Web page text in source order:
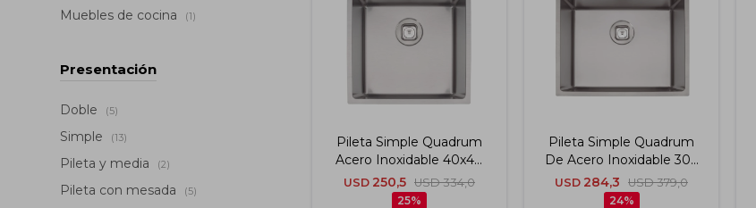
Pileta Simple Quadrum
Acero Inoxidable 40x40
Cm Tramontina
USD 250,5 USD 334,0
25
Pileta Simple Quadrum
De Acero Inoxidable 304
50x40 Cm Tramontina
USD 284,3 USD 379,0
24
Muebles de cocina (1)
Presentación
Doble (5)
Simple (13)
Pileta y media (2)
Pileta con mesada (5)